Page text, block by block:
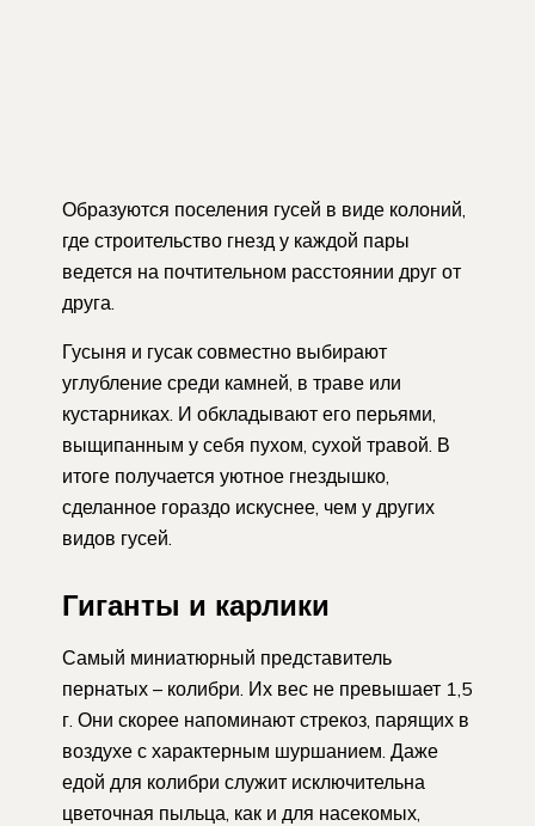
Образуются поселения гусей в виде колоний,
где строительство гнезд у каждой пары
ведется на почтительном расстоянии друг от
друга.
Гусыня и гусак совместно выбирают
углубление среди камней, в траве или
кустарниках. И обкладывают его перьями,
выщипанным у себя пухом, сухой травой. В
итоге получается уютное гнездышко,
сделанное гораздо искуснее, чем у других
видов гусей.
Гиганты и карлики
Самый миниатюрный представитель
пернатых – колибри. Их вес не превышает 1,5
г. Они скорее напоминают стрекоз, парящих в
воздухе с характерным шуршанием. Даже
едой для колибри служит исключительна
цветочная пыльца, как и для насекомых,